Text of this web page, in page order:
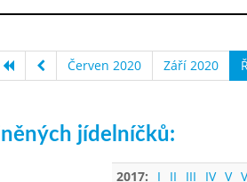
Červen 2020 Září 2020
jídelníčků:
2017: I II III IV V